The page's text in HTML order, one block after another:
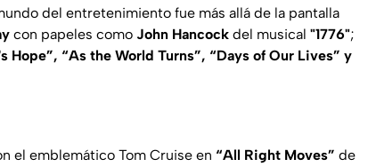
del entretenimiento fue más allá de la pantalla
con papeles como John Hancock del musical "1776";
Hope”, “As the World Turns”, “Days of Our Lives” y
el emblemático Tom Cruise en “All Right Moves” de